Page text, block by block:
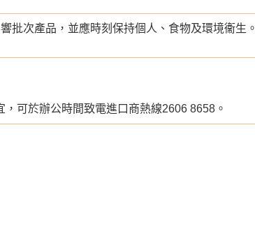
批次產品，並應時刻保持個人、食物及環境衞生。
可於辦公時間致電進口商熱線2606 8658。